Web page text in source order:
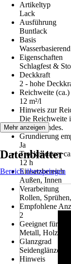
Artikeltyp
Lack
Ausführung
Buntlack
Basis
Wasserbasierend
Eigenschaften
Schlagfest &
Deckkraft
2 - hohe
Reichweite
12 m²/l
Hinweis zur
Die Reichweite
Untergrundes.
Grundierung
Ja
Trockendauer
12 h
Einsatzbereich
Außen, Innen
Verarbeitung
Rollen,
Empfohlene
2
Geeignet für
Metall, Holz,
Glanzgrad
Seidenglänzend
Hinweis
Mehr anzeigen
Datenblätter
Bereich überspringen